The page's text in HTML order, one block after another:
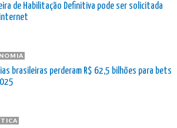
de Habilitação Definitiva pode ser solicitada
brasileiras perderam R$ 62,5 bilhões para bets